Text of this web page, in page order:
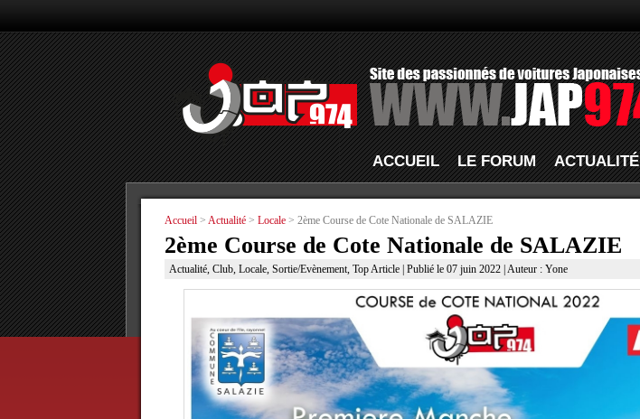
ACCUEIL LE FORUM ACTUALITÉ
Accueil > Actualité > Locale > 2ème Course de Cote Nationale de SALAZIE
2ème Course de Cote Nationale de SALAZIE
Actualité, Club, Locale, Sortie/Evènement, Top Article| Publié le 07 juin 2022 | Auteur : Yone